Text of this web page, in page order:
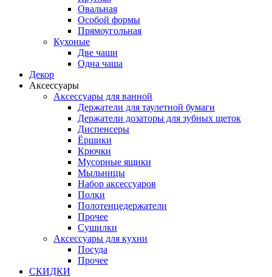
Овальная
Особой формы
Прямоугольная
Кухоные
Две чаши
Одна чаша
Декор
Аксессуары
Аксессуары для ванной
Держатели для таулетной бумаги
Держатели дозаторы для зубных щеток
Диспенсеры
Ёршики
Крючки
Мусорные ящики
Мыльницы
Набор аксессуаров
Полки
Полотенцедержатели
Прочее
Сушилки
Аксессуары для кухни
Посуда
Прочее
СКИДКИ